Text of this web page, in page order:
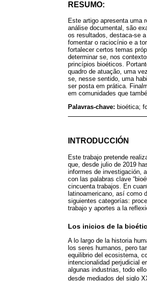
RESUMO:
Este artigo apresenta uma
análise documental, são
os resultados, destaca-se
fomentar o raciocínio e a
fortalecer certos temas
determinar se, nos
princípios bioéticos.
quadro de atuação, uma
se, nesse sentido, uma
ser posta em prática.
em comunidades que
Palavras-chave: bioética;
INTRODUCCIÓN
Este trabajo pretende
que, desde julio de 2019
informes de investigación,
con las palabras clave
cincuenta trabajos. En
latinoamericano, así como
siguientes categorías:
trabajo y aportes a la
Los inicios de la
A lo largo de la historia
los seres humanos, pero
equilibrio del ecosistema,
intencionalidad perjudicial
algunas industrias, todo
desde mediados del siglo